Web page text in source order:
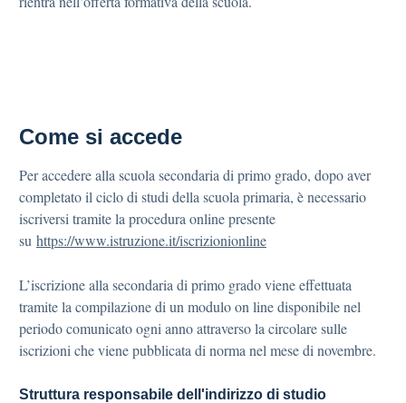
Come si accede
Per accedere alla scuola secondaria di primo grado, dopo aver
completato il ciclo di studi della scuola primaria, è necessario
iscriversi tramite la procedura online presente
su https://www.istruzione.it/iscrizionionline
L’iscrizione alla secondaria di primo grado viene effettuata
tramite la compilazione di un modulo on line disponibile nel
periodo comunicato ogni anno attraverso la circolare sulle
iscrizioni che viene pubblicata di norma nel mese di novembre.
Struttura responsabile dell'indirizzo di studio